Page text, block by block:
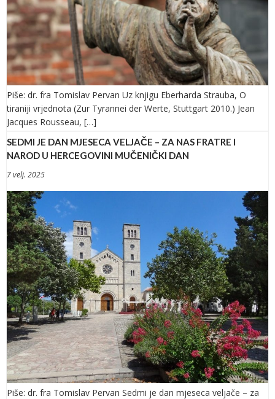
Piše: dr. fra Tomislav Pervan Uz knjigu Eberharda Strauba, O
tiraniji vrjednota (Zur Tyrannei der Werte, Stuttgart 2010.) Jean
Jacques Rousseau, […]
SEDMI JE DAN MJESECA VELJAČE – ZA NAS FRATRE I
NAROD U HERCEGOVINI MUČENIČKI DAN
7 velj. 2025
Piše: dr. fra Tomislav Pervan Sedmi je dan mjeseca veljače – za